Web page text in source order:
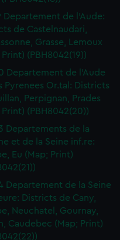
Departement de l'Aude:
de Castelnaudari,
Grasse, Lemoux
Print) (PBH8042(19))
Departement de l'Aude
Pyrenees Or.tal: Districts
Perpignan, Prades
Print) (PBH8042(20))
Departements de la
et de la Seine inf.re:
Eu (Map; Print)
Departement de la Seine
Districts de Cany,
Neuchatel, Gournay,
Caudebec (Map; Print)